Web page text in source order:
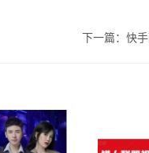
下一篇：快